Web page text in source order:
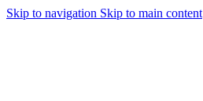
Skip to navigation Skip to main content